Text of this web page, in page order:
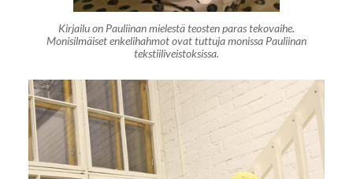
Kirjailu on Pauliinan mielestä teosten paras tekovaihe.
Monisilmäiset enkelihahmot ovat tuttuja monissa Pauliinan
tekstiiliveistoksissa.